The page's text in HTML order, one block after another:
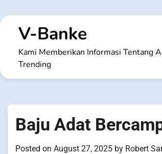
to
contentV-Banke
Kami Memberikan Informasi Tentang
Trending
Baju Adat
Posted on August 27, 2025 by Robert